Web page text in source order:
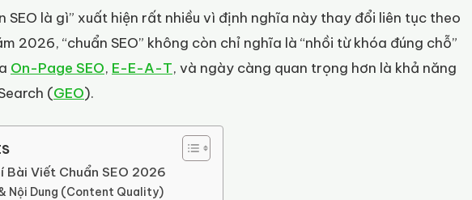
SEO là gì” xuất hiện rất nhiều vì định nghĩa này thay đổi liên tục theo
2026, “chuẩn SEO” không còn chỉ nghĩa là “nhồi từ khóa đúng chỗ”
On-Page SEO, E-E-A-T, và ngày càng quan trọng hơn là khả năng
(GEO).
Bài Viết Chuẩn SEO 2026
& Nội Dung (Content Quality)